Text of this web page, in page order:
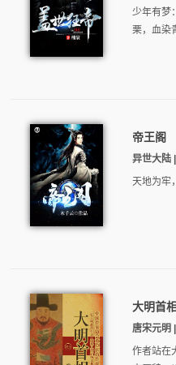
少年有梦
栗，血染
帝王阁
异世大陆
天地为牢
大明首
唐宋元明
作者站在